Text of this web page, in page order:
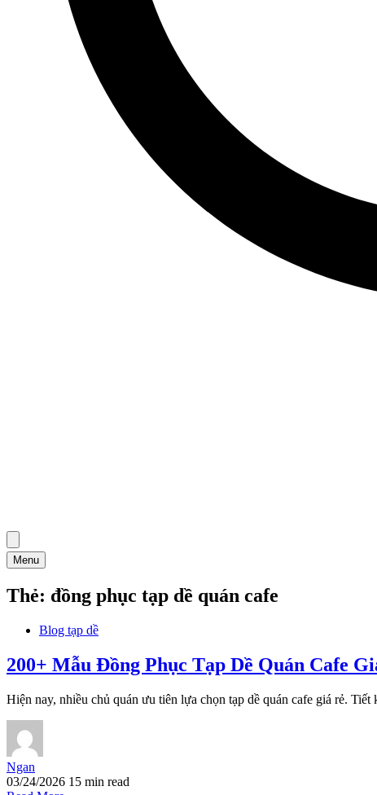
Menu
Thẻ: đồng phục tạp dề quán cafe
Blog tạp dề
200+ Mẫu Đồng Phục Tạp Dề Quán Cafe
Hiện nay, nhiều chủ quán ưu tiên lựa chọn tạp dề quán cafe giá rẻ.
Ngan
03/24/2026 15 min read